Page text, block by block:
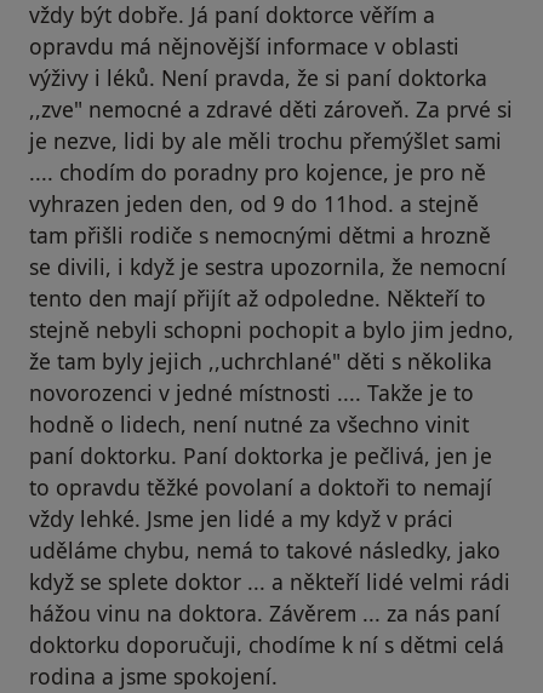
vždy být dobře. Já paní doktorce věřím a
opravdu má nějnovější informace v oblasti
výživy i léků. Není pravda, že si paní doktorka
,,zve" nemocné a zdravé děti zároveň. Za prvé si
je nezve, lidi by ale měli trochu přemýšlet sami
.... chodím do poradny pro kojence, je pro ně
vyhrazen jeden den, od 9 do 11hod. a stejně
tam přišli rodiče s nemocnými dětmi a hrozně
se divili, i když je sestra upozornila, že nemocní
tento den mají přijít až odpoledne. Někteří to
stejně nebyli schopni pochopit a bylo jim jedno,
že tam byly jejich ,,uchrchlané" děti s několika
novorozenci v jedné místnosti .... Takže je to
hodně o lidech, není nutné za všechno vinit
paní doktorku. Paní doktorka je pečlivá, jen je
to opravdu těžké povolaní a doktoři to nemají
vždy lehké. Jsme jen lidé a my když v práci
uděláme chybu, nemá to takové následky, jako
když se splete doktor ... a někteří lidé velmi rádi
hážou vinu na doktora. Závěrem ... za nás paní
doktorku doporučuji, chodíme k ní s dětmi celá
rodina a jsme spokojení.